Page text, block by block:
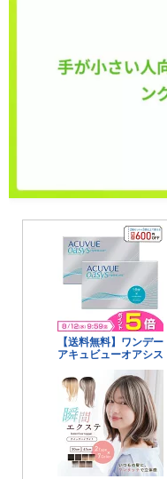
習い事
エステ
コスメ・メイク
スキンケア
ダイエット
ネイル
ヘアケア
ボディケア
美容機器